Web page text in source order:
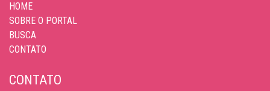
HOME
SOBRE O PORTAL
BUSCA
CONTATO
CONTATO